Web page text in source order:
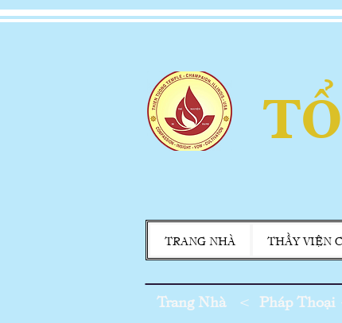
TRANG NHÀ THẦY VIỆN
Trang Nhà < Pháp Thoại